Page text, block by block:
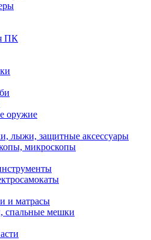
ПК
оружие
лыжи, защитные аксессуары
микроскопы
и матрасы
спальные мешки